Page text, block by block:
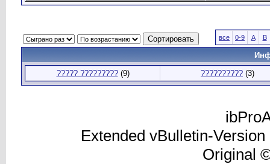
все 0-9 A B
????? ?????????(9) ?????????? (3)
Extended vBulletin-
Original